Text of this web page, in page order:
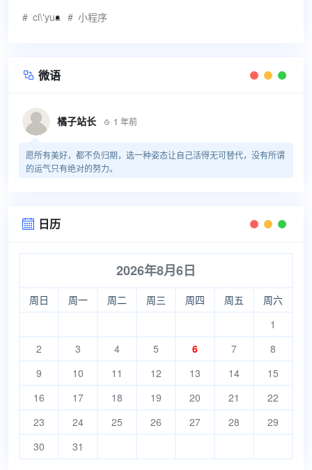
ci\'yua
小程序
 微语
橘子站长  1 年前
愿所有美好，都不负归期，选一种姿态让自己活得无可替代，没有所谓
的运气只有绝对的努力。
 日历
2026年8月6日
周日 周一 周二 周三 周四 周五
周六
1
2
3 4 5 6 7
8
9
10 11 12 13 14
15
16
17 18 19 20 21
22
23
24 25 26 27 28
29
30
31